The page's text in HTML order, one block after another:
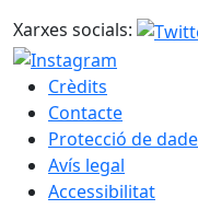
Xarxes socials:
Crèdits
Contacte
Protecció de
Avís legal
Accessibilitat